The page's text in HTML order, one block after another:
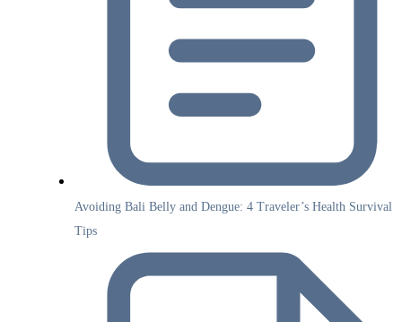
Avoiding Bali Belly and Dengue: 4 Traveler’s Health Survival
Tips